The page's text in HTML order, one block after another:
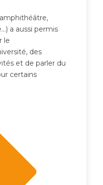
amphithéâtre,
a aussi permis
le
des
et de parler du
certains